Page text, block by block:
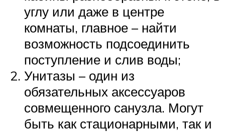
углу или даже в центре
комнаты, главное – найти
возможность подсоединить
поступление и слив воды;
Унитазы – один из
обязательных аксессуаров
совмещенного санузла. Могут
быть как стационарными, так и